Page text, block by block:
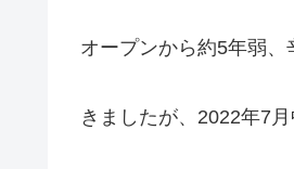
オープンから約5年弱、
きましたが、2022年7